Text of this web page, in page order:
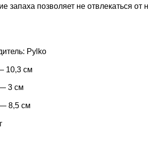
запаха позволяет не отвлекаться
Pylko
10,3 см
3 см
8,5 см